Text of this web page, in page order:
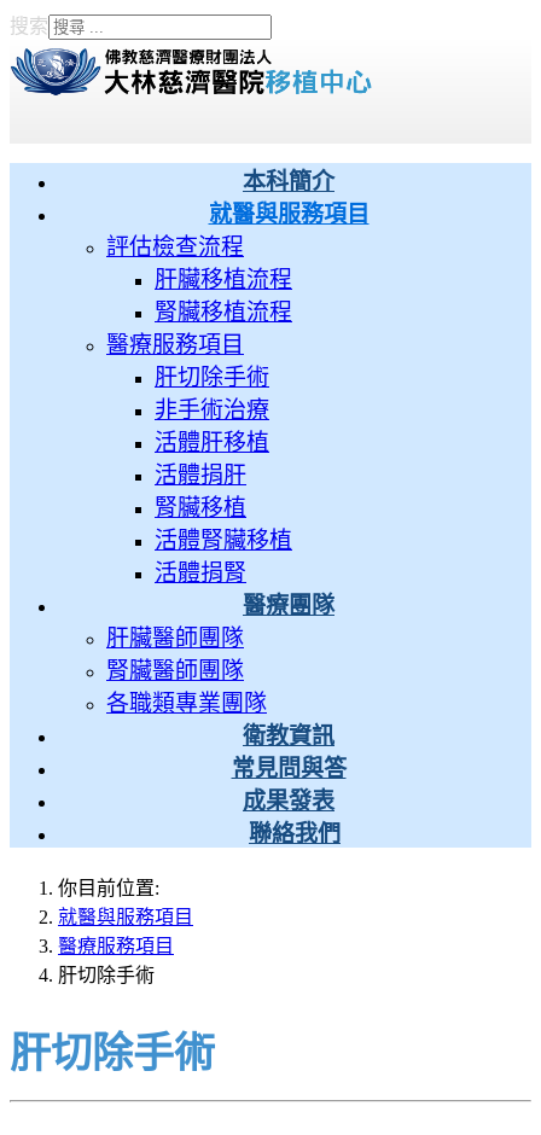
搜索
Type 2 or more characters
for results.
本科簡介
就醫與服務項目
評估檢查流程
肝臟移植流程
腎臟移植流程
醫療服務項目
肝切除手術
非手術治療
活體肝移植
活體捐肝
腎臟移植
活體腎臟移植
活體捐腎
醫療團隊
肝臟醫師團隊
腎臟醫師團隊
各職類專業團隊
衛教資訊
常見問與答
成果發表
聯絡我們
你目前位置:
就醫與服務項目
醫療服務項目
肝切除手術
肝切除手術